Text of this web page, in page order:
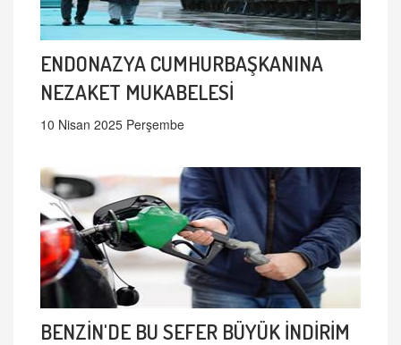
ENDONAZYA CUMHURBAŞKANINA
NEZAKET MUKABELESİ
10 Nisan 2025 Perşembe
BENZİN'DE BU SEFER BÜYÜK İNDİRİM